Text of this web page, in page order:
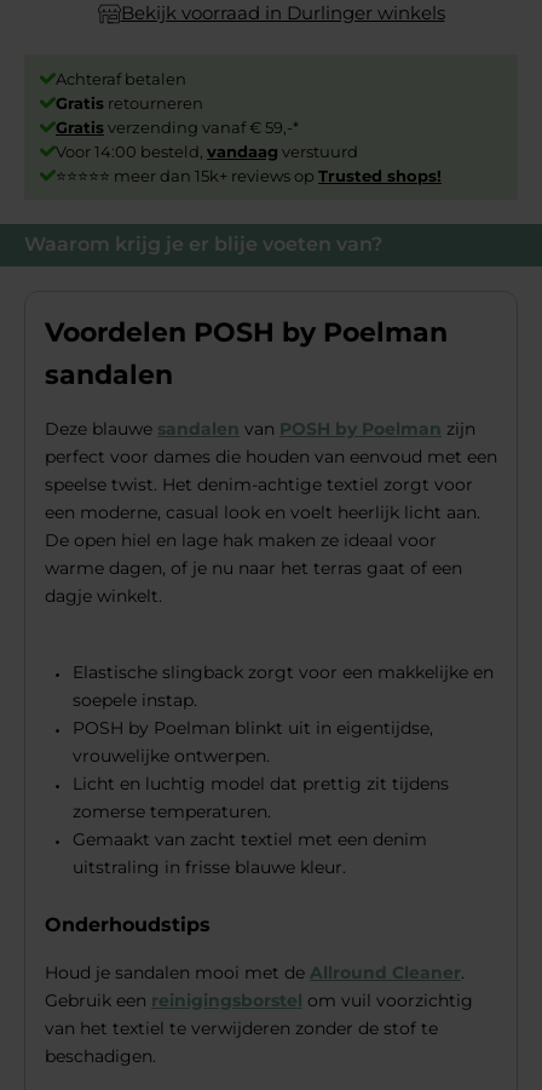
Waarom krijg je er blije voeten van?
Voordelen POSH by Poelman
sandalen
Deze blauwe sandalen van POSH by Poelman zijn
perfect voor dames die houden van eenvoud met een
speelse twist. Het denim-achtige textiel zorgt voor
een moderne, casual look en voelt heerlijk licht aan.
De open hiel en lage hak maken ze ideaal voor
warme dagen, of je nu naar het terras gaat of een
dagje winkelt.
Elastische slingback zorgt voor een makkelijke en
soepele instap.
POSH by Poelman blinkt uit in eigentijdse,
vrouwelijke ontwerpen.
Licht en luchtig model dat prettig zit tijdens
zomerse temperaturen.
Gemaakt van zacht textiel met een denim
uitstraling in frisse blauwe kleur.
Onderhoudstips
Houd je sandalen mooi met de Allround Cleaner.
Gebruik een reinigingsborstel om vuil voorzichtig
van het textiel te verwijderen zonder de stof te
beschadigen.
Bekijk voorraad in Durlinger winkels
Achteraf betalen
Gratis retourneren
Gratisverzending vanaf € 59,-*
Voor 14:00 besteld, vandaag verstuurd
⭐⭐⭐⭐⭐ meer dan 15k+ reviews op Trusted shops!